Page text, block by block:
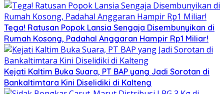
Tega! Ratusan Popok Lansia Sengaja Disembunyikan di
Rumah Kosong, Padahal Anggaran Hampir Rp1 Miliar!
Kejati Kaltim Buka Suara, PT BAP yang Jadi Sorotan di
Bankaltimtara Kini Diselidiki di Kalteng